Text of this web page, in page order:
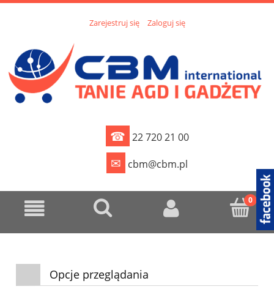
Zarejestruj się Zaloguj się
☎ 22 720 21 00
✉ cbm@cbm.pl
Opcje przeglądania